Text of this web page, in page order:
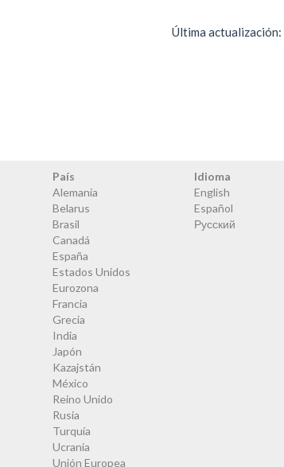
Última actualización:
País
Alemania
Belarus
Brasil
Canadá
España
Estados Unidos
Eurozona
Francia
Grecia
India
Japón
Kazajstán
México
Reino Unido
Rusia
Turquía
Ucrania
Unión Europea
Idioma
English
Español
Русский